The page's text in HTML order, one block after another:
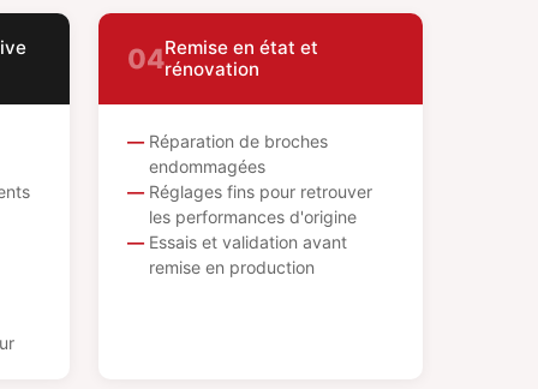
04Remise en état et
rénovation
Réparation de broches
endommagées
Réglages fins pour retrouver
les performances d'origine
Essais et validation avant
remise en production